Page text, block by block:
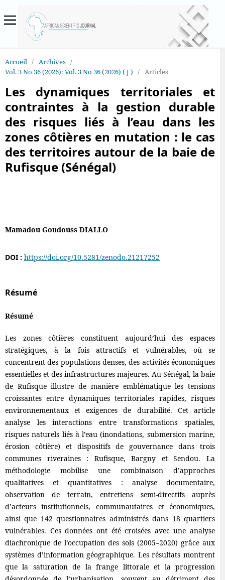
Accueil / Archives /
Vol. 3 No 36 (2026): Vol. 3 No 36 (2026) ( J ) / Articles
Les dynamiques territoriales et
contraintes à la gestion durable
des risques liés à l’eau dans les
zones côtières en mutation : le cas
des territoires autour de la baie de
Rufisque (Sénégal)
Mamadou Goudouss DIALLO
DOI : https://doi.org/10.5281/zenodo.21217252
Résumé
Résumé
Les zones côtières constituent aujourd’hui des espaces
stratégiques, à la fois attractifs et vulnérables, où se
concentrent des populations denses, des activités économiques
essentielles et des infrastructures majeures. Au Sénégal, la baie
de Rufisque illustre de manière emblématique les tensions
croissantes entre dynamiques territoriales rapides, risques
environnementaux et exigences de durabilité. Cet article
analyse les interactions entre transformations spatiales,
risques naturels liés à l’eau (inondations, submersion marine,
érosion côtière) et dispositifs de gouvernance dans trois
communes riveraines : Rufisque, Bargny et Sendou. La
méthodologie mobilise une combinaison d’approches
qualitatives et quantitatives : analyse documentaire,
observation de terrain, entretiens semi-directifs auprès
d’acteurs institutionnels, communautaires et économiques,
ainsi que 142 questionnaires administrés dans 18 quartiers
vulnérables. Ces données ont été croisées avec une analyse
diachronique de l’occupation des sols (2005–2020) grâce aux
systèmes d’information géographique. Les résultats montrent
que la saturation de la frange littorale et la progression